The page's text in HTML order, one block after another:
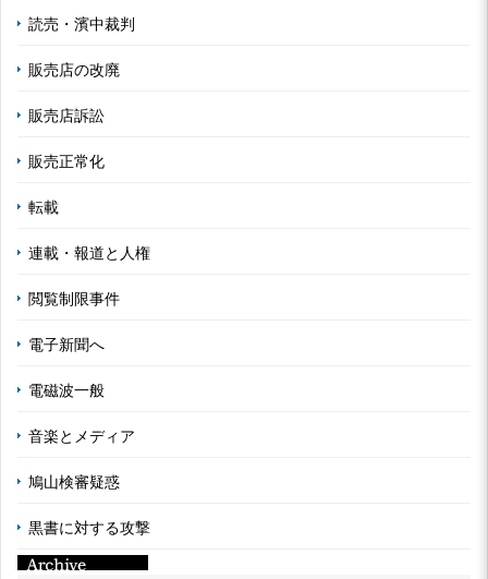
読売・濱中裁判
販売店の改廃
販売店訴訟
販売正常化
転載
連載・報道と人権
閲覧制限事件
電子新聞へ
電磁波一般
音楽とメディア
鳩山検審疑惑
黒書に対する攻撃